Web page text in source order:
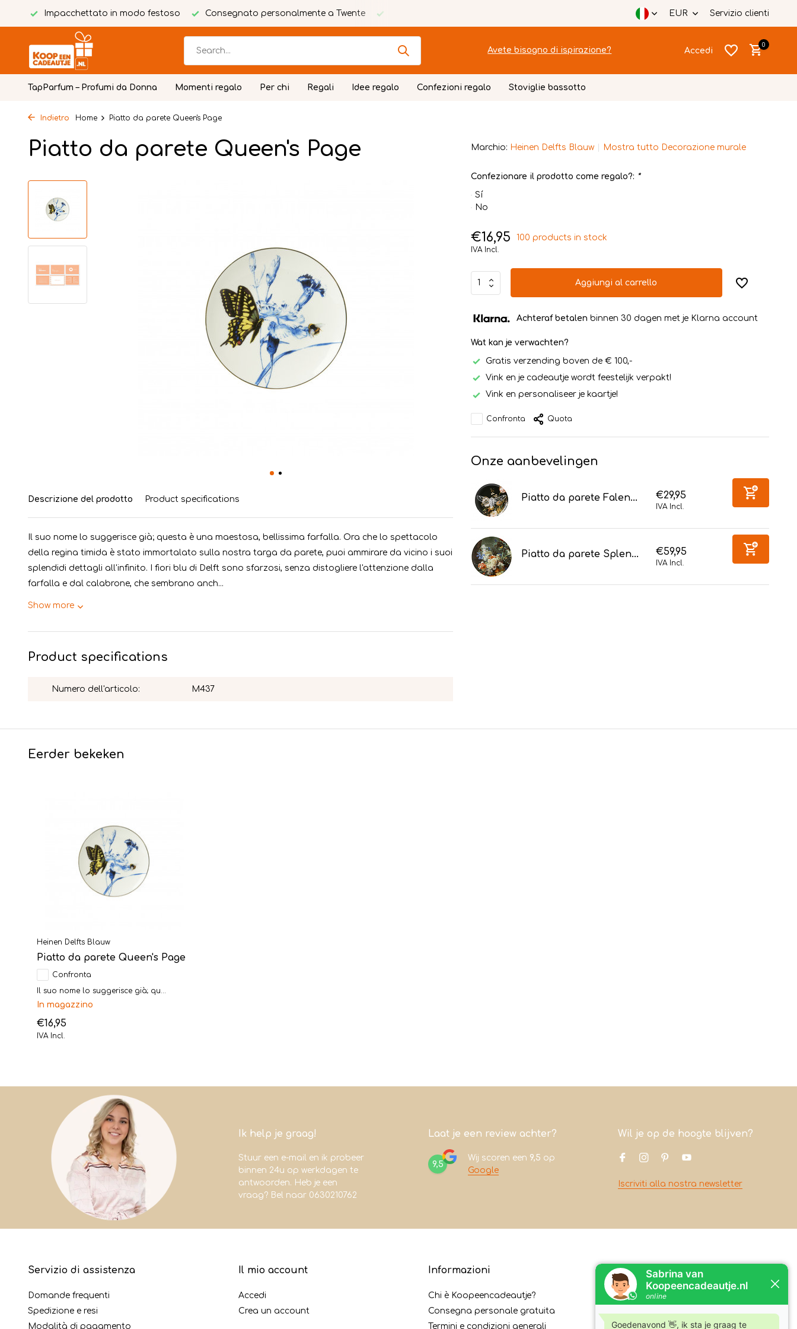
Impacchettato in modo festoso Consegnato personalmente a Twente Impacchettato in modo festoso
EUR Servizio clienti
Avete bisogno di ispirazione? Accedi
0
TapParfum – Profumi da Donna Momenti regalo Per chi Regali Idee regalo Confezioni regalo Stoviglie bassotto
Indietro Home Piatto da parete Queen's Page
Piatto da parete Queen's Page
Descrizione del prodotto Product specifications
Il suo nome lo suggerisce già; questa è una maestosa, bellissima farfalla. Ora che lo spettacolo
della regina timida è stato immortalato sulla nostra targa da parete, puoi ammirare da vicino i suoi
splendidi dettagli all'infinito. I fiori blu di Delft sono sfarzosi, senza distogliere l'attenzione dalla
farfalla e dal calabrone, che sembrano anch...
Show more
Product specifications
Numero dell'articolo: M437
Marchio: Heinen Delfts Blauw Mostra tutto Decorazione murale
Confezionare il prodotto come regalo?: *
Sí
No
€16,95 100 products in stock
IVA Incl.
Aggiungi al carrello
Achteraf betalen binnen 30 dagen met je Klarna account
Wat kan je verwachten?
Gratis verzending boven de € 100,-
Vink en je cadeautje wordt feestelijk verpakt!
Vink en personaliseer je kaartje!
Confronta Quota
Onze aanbevelingen
Piatto da parete Falen... €29,95
IVA Incl.
Piatto da parete Splen... €59,95
IVA Incl.
Eerder bekeken
Heinen Delfts Blauw
Piatto da parete Queen's Page
Confronta
Il suo nome lo suggerisce già; qu...
In magazzino
€16,95
IVA Incl.
Ik help je graag!
Stuur een e-mail en ik probeer
binnen 24u op werkdagen te
antwoorden. Heb je een
vraag? Bel naar 0630210762
Laat je een review achter?
9,5
Wij scoren een 9,5 op
Google
Wil je op de hoogte blijven?
Iscriviti alla nostra newsletter
Servizio di assistenza
Domande frequenti
Spedizione e resi
Modalità di pagamento
Il mio account
Accedi
Crea un account
Informazioni
Chi è Koopeencadeautje?
Consegna personale gratuita
Termini e condizioni generali
Contatto
Koopeencadeautje.nl
7731DC Ommen